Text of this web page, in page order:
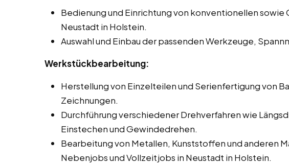
Bedienung und Einrichtung von konventionellen sowie
Neustadt in Holstein.
Auswahl und Einbau der passenden Werkzeuge,
Werkstückbearbeitung:
Herstellung von Einzelteilen und Serienfertigung von
Zeichnungen.
Durchführung verschiedener Drehverfahren wie
Einstechen und Gewindedrehen.
Bearbeitung von Metallen, Kunststoffen und anderen
Nebenjobs und Vollzeitjobs in Neustadt in Holstein.